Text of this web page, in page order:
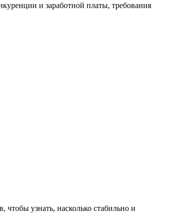
и заработной платы, требования
узнать, насколько стабильно и